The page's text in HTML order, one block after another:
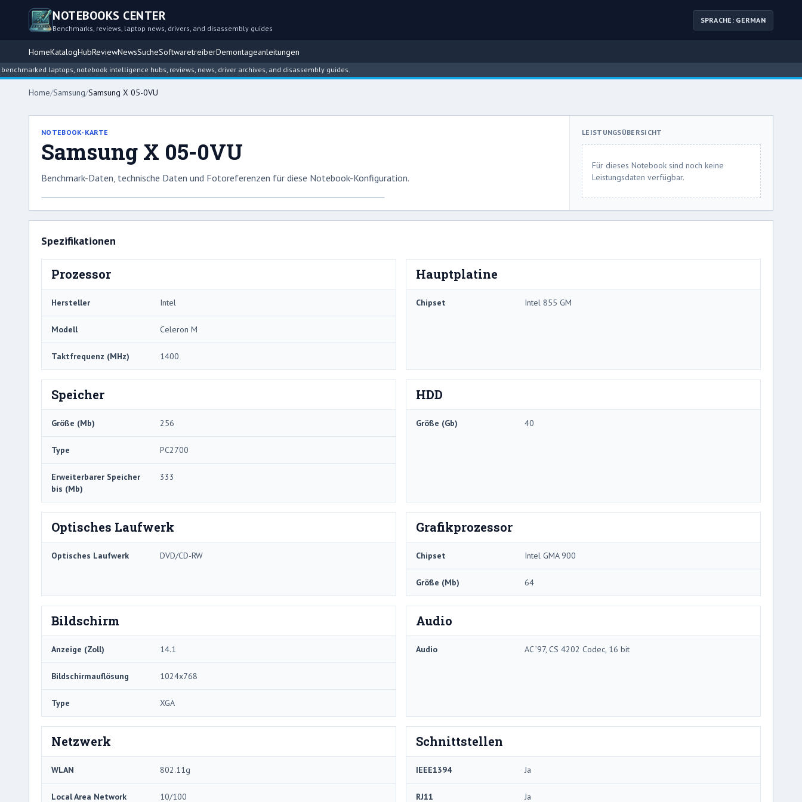
NOTEBOOKS CENTER
Benchmarks, reviews, laptop news, drivers, and disassembly guides
SPRACHE: GERMAN
HomeKatalogHubReviewNewsSucheSoftwaretreiberDemontageanleitungen
laptops, notebook intelligence hubs, reviews, news, driver archives, and disassembly guides.
Home/Samsung/Samsung X 05-0VU
NOTEBOOK-KARTE
Samsung X 05-0VU
Benchmark-Daten, technische Daten und Fotoreferenzen für diese Notebook-Konfiguration.
LEISTUNGSÜBERSICHT
Für dieses Notebook sind noch keine
Leistungsdaten verfügbar.
Spezifikationen
Prozessor
Hersteller Intel
Modell Celeron M
Taktfrequenz (MHz) 1400
Hauptplatine
Chipset Intel 855 GM
Speicher
Größe (Mb) 256
Type PC2700
Erweiterbarer Speicher
bis (Mb)
333
HDD
Größe (Gb) 40
Optisches Laufwerk
Optisches Laufwerk DVD/CD-RW
Grafikprozessor
Chipset Intel GMA 900
Größe (Mb) 64
Bildschirm
Anzeige (Zoll) 14.1
Bildschirmauflösung 1024x768
Type XGA
Audio
Audio AC ’97, CS 4202 Codec, 16 bit
Netzwerk
WLAN 802.11g
Local Area Network 10/100
Schnittstellen
IEEE1394 Ja
RJ11 Ja